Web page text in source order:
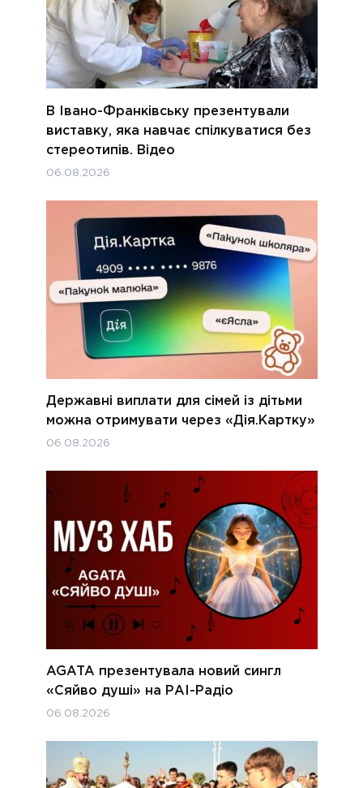
В Івано-Франківську презентували
виставку, яка навчає спілкуватися без
стереотипів. Відео
06.08.2026
Державні виплати для сімей із дітьми
можна отримувати через «Дія.Картку»
06.08.2026
AGATA презентувала новий сингл
«Сяйво душі» на РАІ-Радіо
06.08.2026